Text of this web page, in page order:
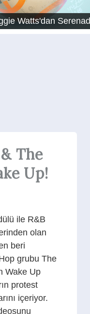
Watts'dan Serenad
The
Up!
ile R&B
olan
beri
grubu The
Wake Up
protest
içeriyor.